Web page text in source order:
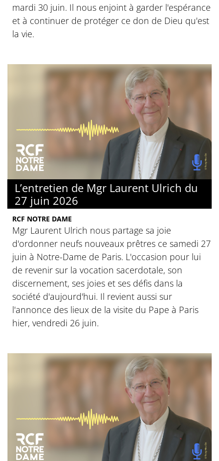
mardi 30 juin. Il nous enjoint à garder l'espérance
et à continuer de protéger ce don de Dieu qu'est
la vie.
L’entretien de Mgr Laurent Ulrich du
27 juin 2026
RCF NOTRE DAME
Mgr Laurent Ulrich nous partage sa joie
d'ordonner neufs nouveaux prêtres ce samedi 27
juin à Notre-Dame de Paris. L'occasion pour lui
de revenir sur la vocation sacerdotale, son
discernement, ses joies et ses défis dans la
société d'aujourd'hui. Il revient aussi sur
l'annonce des lieux de la visite du Pape à Paris
hier, vendredi 26 juin.